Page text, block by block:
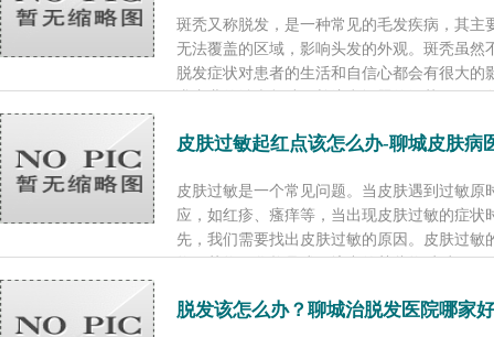
斑秃又称脱发，是一种常见的毛发疾病，其主
无法覆盖的区域，影响头发的外观。斑秃虽然
脱发症状对患者的生活和自信心都会有很大的
求专业的治疗帮助，并注意问题的细节...[了解
皮肤过敏起红点该怎么办-聊城皮肤病
皮肤过敏是一个常见问题。当皮肤遇到过敏原
应，如红疹、瘙痒等，当出现皮肤过敏的症状
先，我们需要找出皮肤过敏的原因。皮肤过敏
物、药物、化妆品或环境中的某些物质过敏...[
脱发该怎么办？聊城治脱发医院哪家